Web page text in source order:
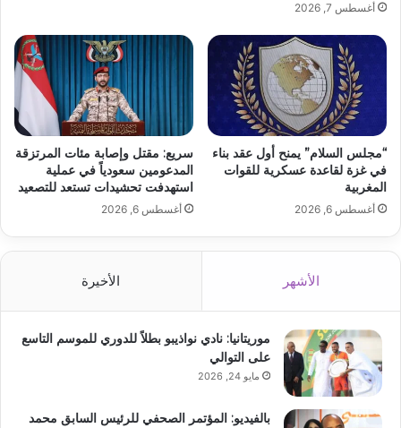
أغسطس 7, 2026
“مجلس السلام” يمنح أول عقد بناء
في غزة لقاعدة عسكرية للقوات
المغربية
أغسطس 6, 2026
سريع: مقتل وإصابة مئات المرتزقة
المدعومين سعودياً في عملية
استهدفت تحشيدات تستعد للتصعيد
أغسطس 6, 2026
الأشهر الأخيرة
موريتانيا: نادي نواذيبو بطلاً للدوري للموسم التاسع
على التوالي
مايو 24, 2026
بالفيديو: المؤتمر الصحفي للرئيس السابق محمد